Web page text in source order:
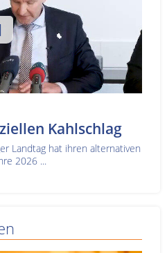
Kahlschlag
Landtag hat ihren alternativen
2026 ...